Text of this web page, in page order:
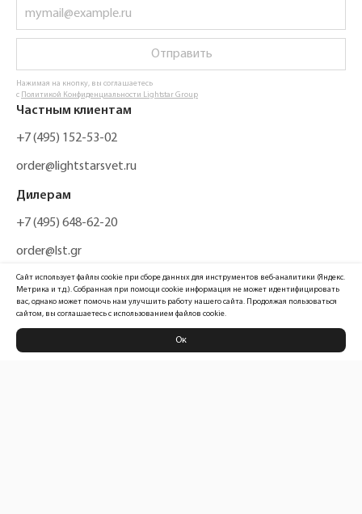
Отправить
Нажимая на кнопку, вы соглашаетесь
с Политикой Конфиденциальности Lightstar Group
Частным клиентам
+7 (495) 152-53-02
order@lightstarsvet.ru
Дилерам
+7 (495) 648-62-20
order@lst.gr
Политика конфиденциальности
Сайт использует файлы cookie при сборе данных для инструментов веб-аналитики (Яндекс.
Метрика и т.д.). Собранная при помощи cookie информация не может идентифицировать
вас, однако может помочь нам улучшить работу нашего сайта. Продолжая пользоваться
сайтом, вы соглашаетесь с использованием файлов cookie.
Ок